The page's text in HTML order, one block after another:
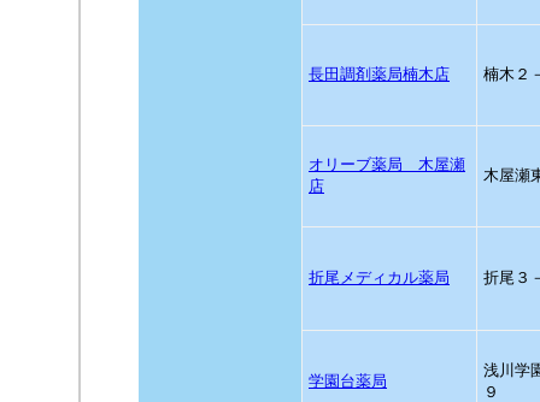
長田調剤薬局楠木店 楠木２
オリーブ薬局 木屋瀬
店
木屋瀬
折尾メディカル薬局 折尾３
学園台薬局
浅川学
９